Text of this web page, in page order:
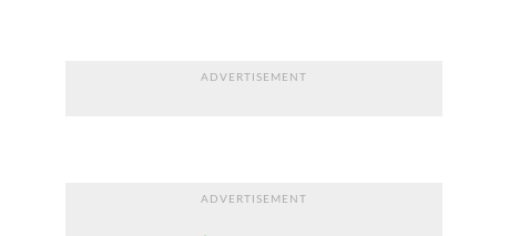
ADVERTISEMENT
ADVERTISEMENT